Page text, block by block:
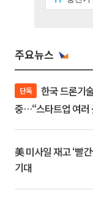
주요뉴스
단독
중…“스타트업 여러
美 미사일 재고 ‘빨
기대